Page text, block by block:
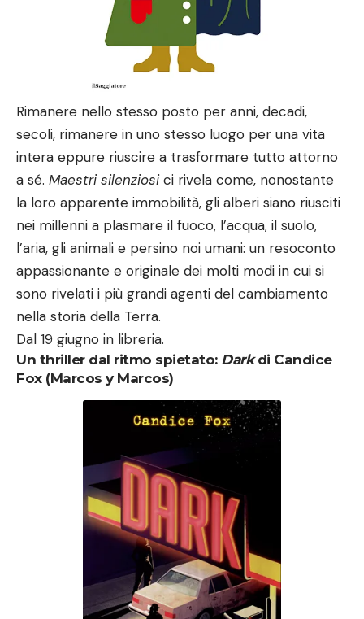
Rimanere nello stesso posto per anni, decadi,
secoli, rimanere in uno stesso luogo per una vita
intera eppure riuscire a trasformare tutto attorno
a sé. Maestri silenziosici rivela come, nonostante
la loro apparente immobilità, gli alberi siano riusciti
nei millenni a plasmare il fuoco, l’acqua, il suolo,
l’aria, gli animali e persino noi umani: un resoconto
appassionante e originale dei molti modi in cui si
sono rivelati i più grandi agenti del cambiamento
nella storia della Terra.
Dal 19 giugno in libreria.
Un thriller dal ritmo spietato: Darkdi Candice
Fox (Marcos y Marcos)